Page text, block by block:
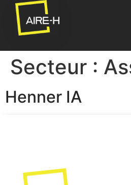
Secteur :
Henner IA